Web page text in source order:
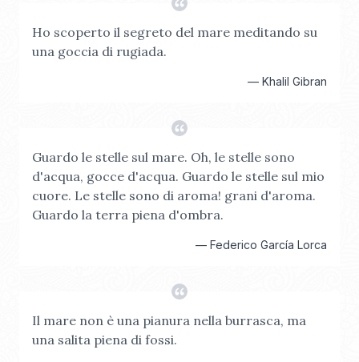
Ho scoperto il segreto del mare meditando su
una goccia di rugiada.
— Khalil Gibran
Guardo le stelle sul mare. Oh, le stelle sono
d'acqua, gocce d'acqua. Guardo le stelle sul mio
cuore. Le stelle sono di aroma! grani d'aroma.
Guardo la terra piena d'ombra.
— Federico García Lorca
Il mare non è una pianura nella burrasca, ma
una salita piena di fossi.